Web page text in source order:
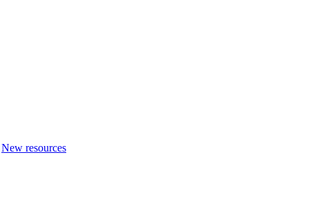
New resources